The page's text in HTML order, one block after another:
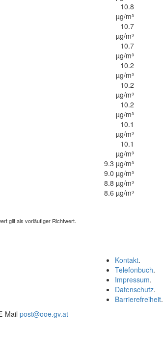
10.8
µg/m³
10.7
µg/m³
10.7
µg/m³
10.2
µg/m³
10.2
µg/m³
10.2
µg/m³
10.1
µg/m³
10.1
µg/m³
9.3 µg/m³
9.0 µg/m³
8.8 µg/m³
8.6 µg/m³
gilt als vorläufiger Richtwert.
Kontakt.
Telefonbuch.
Impressum.
Datenschutz.
Barrierefreiheit.
Mail post@ooe.gv.at